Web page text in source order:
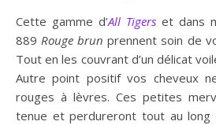
Cette gamme d’All Tigers et dans
889Rouge brun prennent soin de
Tout en les couvrant d’un délicat
Autre point positif vos cheveux
rouges à lèvres. Ces petites
tenue et perdureront tout au long